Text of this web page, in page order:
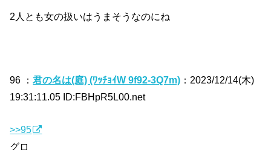
2人とも女の扱いはうまそうなのにね
96 ：君の名は(庭) (ﾜｯﾁｮｲW 9f92-3Q7m) ：2023/12/14(木)
19:31:11.05 ID:FBHpR5L00.net
>>95
グロ